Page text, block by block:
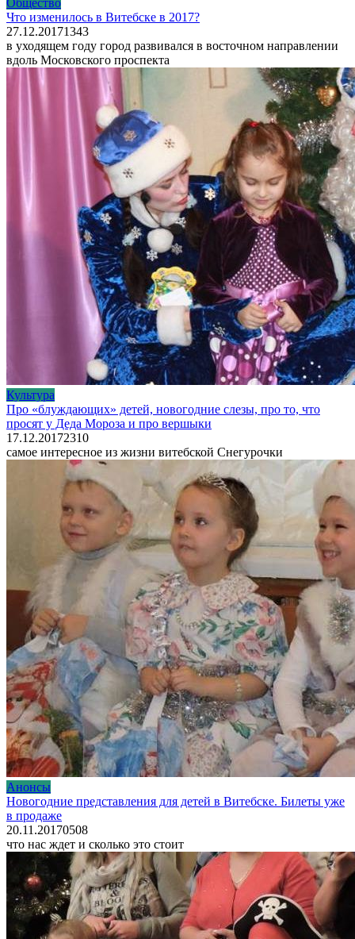
Что изменилось в Витебске в 2017?
27.12.20171343
в уходящем году город развивался в восточном направлении
вдоль Московского проспекта
Культура
Про «блуждающих» детей, новогодние слезы, про то, что
просят у Деда Мороза и про вершыки
17.12.20172310
самое интересное из жизни витебской Снегурочки
Анонсы
Новогодние представления для детей в Витебске. Билеты уже
в продаже
20.11.20170508
что нас ждет и сколько это стоит